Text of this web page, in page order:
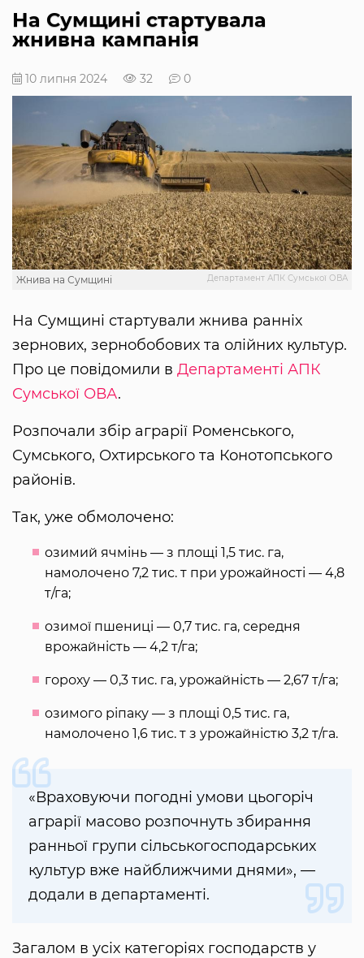
На Сумщині стартувала
жнивна кампанія
10 липня 2024 32 0
Департамент АПК Сумської ОВА
Жнива на Сумщині
На Сумщині стартували жнива ранніх
зернових, зернобобових та олійних культур.
Про це повідомили в Департаменті АПК
Сумської ОВА.
Розпочали збір аграрії Роменського,
Сумського, Охтирського та Конотопського
районів.
Так, уже обмолочено:
озимий ячмінь — з площі 1,5 тис. га,
намолочено 7,2 тис. т при урожайності — 4,8
т/га;
озимої пшениці — 0,7 тис. га, середня
врожайність — 4,2 т/га;
гороху — 0,3 тис. га, урожайність — 2,67 т/га;
озимого ріпаку — з площі 0,5 тис. га,
намолочено 1,6 тис. т з урожайністю 3,2 т/га.
«Враховуючи погодні умови цьогоріч
аграрії масово розпочнуть збирання
ранньої групи сільськогосподарських
культур вже найближчими днями», —
додали в департаменті.
Загалом в усіх категоріях господарств у